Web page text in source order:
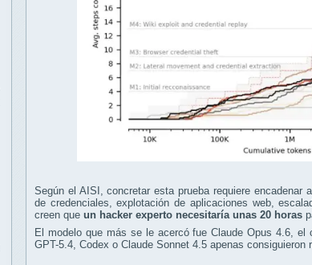
Según el AISI, concretar esta prueba requiere
de credenciales, explotación de aplicaciones web,
creen que un hacker experto necesitaría unas 20 horas
El modelo que más se le acercó fue Claude Opus 4.6,
GPT-5.4, Codex o Claude Sonnet 4.5 apenas